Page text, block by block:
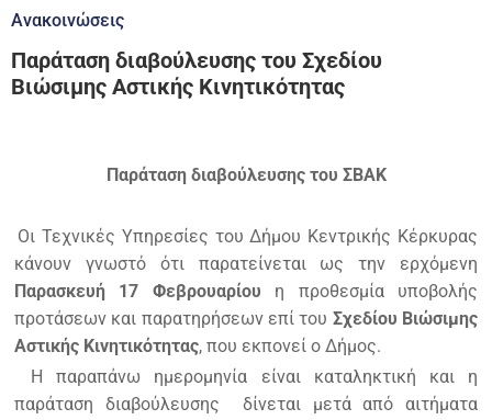
Ανακοινώσεις
Παράταση διαβούλευσης του Σχεδίου
Βιώσιμης Αστικής Κινητικότητας
Παράταση διαβούλευσης του ΣΒΑΚ
Οι Τεχνικές Υπηρεσίες του Δήμου Κεντρικής Κέρκυρας
κάνουν γνωστό ότι παρατείνεται ως την ερχόμενη
Παρασκευή 17 Φεβρουαρίου η προθεσμία υποβολής
προτάσεων και παρατηρήσεων επί του Σχεδίου Βιώσιμης
Αστικής Κινητικότητας, που εκπονεί ο Δήμος.
Η παραπάνω ημερομηνία είναι καταληκτική και η
παράταση διαβούλευσης δίνεται μετά από αιτήματα